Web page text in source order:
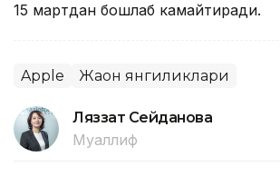
15 мартдан бошлаб камайтиради.
Apple Жаҳон янгиликлари
Ляззат Сейданова
Муаллиф